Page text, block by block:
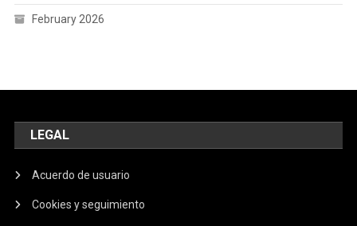
February 2026
LEGAL
Acuerdo de usuario
Cookies y seguimiento